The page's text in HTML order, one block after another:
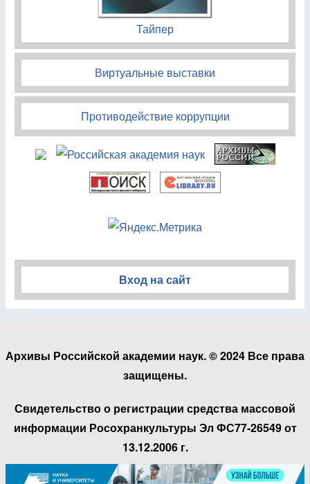
Тайпер
Виртуальные выставки
Противодействие коррупции
Вход на сайт
Архивы Российской академии наук. © 2024 Все права
защищены.
Свидетельство о регистрации средства массовой
информации Росохранкультуры Эл ФС77-26549 от
13.12.2006 г.